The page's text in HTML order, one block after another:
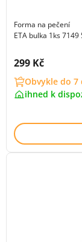
Forma na pečení
ETA bulka 1ks 7149
Cena s DPH:
299 Kč
Obvykle do 7
ihned k